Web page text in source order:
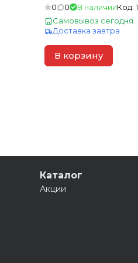
х0,030м) (0,754кв.м./
0 0 В наличииКод:
Самовывоз сегодня
Доставка завтра
В корзину
Каталог
Акции